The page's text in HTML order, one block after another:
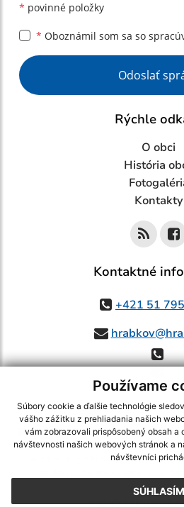
Používame
Súbory cookie a ďalšie technológie
vášho zážitku z prehliadania našich
vám zobrazovali prispôsobený obsah a
návštevnosti našich webových stránok a
návštevníci
SÚHLASÍM
* povinné položky
* Oboznámil som sa so
Google reCaptcha Response
Odoslať
Rýchle
O obci
História
Kontakty
Kontaktné
+421 51
využite možnosť získavania
CMS systém (redakčný) systém
webex.digital, s.r.o.,
Posledná aktualizácia: